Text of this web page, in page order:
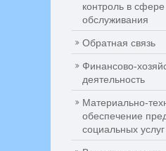
контроль в
обслуживания
Обратная связь
Финансово-
деятельность
Материально-
обеспечение
социальных услуг